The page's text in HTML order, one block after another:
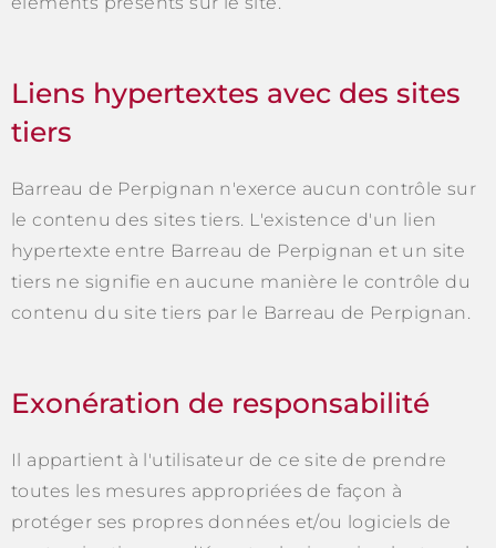
Liens hypertextes avec des sites
tiers
Barreau de Perpignan n'exerce aucun contrôle sur
le contenu des sites tiers. L'existence d'un lien
hypertexte entre Barreau de Perpignan et un site
tiers ne signifie en aucune manière le contrôle du
contenu du site tiers par le Barreau de Perpignan.
Exonération de responsabilité
Il appartient à l'utilisateur de ce site de prendre
toutes les mesures appropriées de façon à
protéger ses propres données et/ou logiciels de